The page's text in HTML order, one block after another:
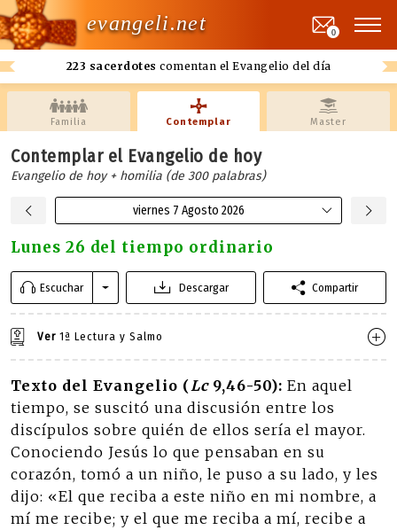
evangeli.net
223 sacerdotes comentan el Evangelio del día
0
Familia Contemplar Master
Contemplar el Evangelio de hoy
Evangelio de hoy + homilia (de 300 palabras)
viernes 7 Agosto 2026
Lunes 26 del tiempo ordinario
Escuchar Descargar Compartir
Ver 1ª Lectura y Salmo
Texto del Evangelio (Lc9,46-50): En aquel
tiempo, se suscitó una discusión entre los
discípulos sobre quién de ellos sería el mayor.
Conociendo Jesús lo que pensaban en su
corazón, tomó a un niño, le puso a su lado, y les
dijo: «El que reciba a este niño en mi nombre, a
mí me recibe; y el que me reciba a mí, recibe a